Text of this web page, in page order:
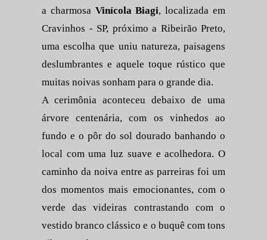
a charmosa Vinícola Biagi, localizada em
Cravinhos - SP, próximo a Ribeirão Preto,
uma escolha que uniu natureza, paisagens
deslumbrantes e aquele toque rústico que
muitas noivas sonham para o grande dia.
A cerimônia aconteceu debaixo de uma
árvore centenária, com os vinhedos ao
fundo e o pôr do sol dourado banhando o
local com uma luz suave e acolhedora. O
caminho da noiva entre as parreiras foi um
dos momentos mais emocionantes, com o
verde das videiras contrastando com o
vestido branco clássico e o buquê com tons